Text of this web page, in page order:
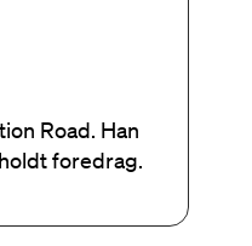
Road. Han
foredrag.